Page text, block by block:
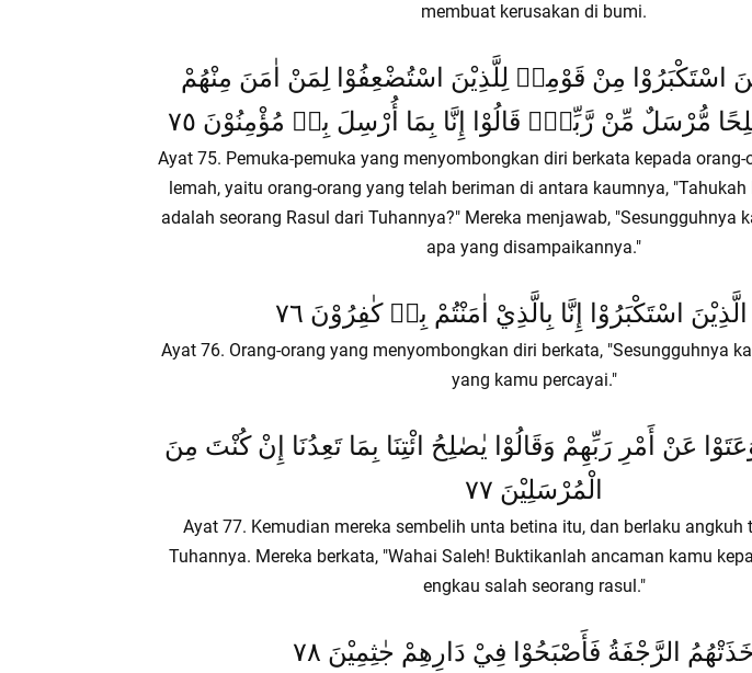
membuat kerusakan di bumi.
اسْتَكْبَرُوْا مِنْ قَوْمِهٖ لِلَّذِيْنَ اسْتُضْعِفُوْا لِمَنْ اٰمَنَ مِنْهُمْ
مُّرْسَلٌ مِّنْ رَّبِّهٖۗ قَالُوْا إِنَّا بِمَا أُرْسِلَ بِهٖ مُؤْمِنُوْنَ ٧٥
Ayat 75. Pemuka-pemuka yang menyombongkan diri berkata kepada
lemah, yaitu orang-orang yang telah beriman di antara kaumnya,
adalah seorang Rasul dari Tuhannya?" Mereka menjawab, "Sesungguhnya
apa yang disampaikannya."
اسْتَكْبَرُوْا إِنَّا بِالَّذِيْ اٰمَنْتُمْ بِهٖ كٰفِرُوْنَ ٧٦
Ayat 76. Orang-orang yang menyombongkan diri berkata, "Sesungguhnya
yang kamu percayai."
عَنْ أَمْرِ رَبِّهِمْ وَقَالُوْا يٰصٰلِحُ ائْتِنَا بِمَا تَعِدُنَا إِنْ كُنْتَ مِنَ
الْمُرْسَلِيْنَ ٧٧
Ayat 77. Kemudian mereka sembelih unta betina itu, dan berlaku angkuh
Tuhannya. Mereka berkata, "Wahai Saleh! Buktikanlah ancaman kamu
engkau salah seorang rasul."
الرَّجْفَةُ فَأَصْبَحُوْا فِيْ دَارِهِمْ جٰثِمِيْنَ ٧٨